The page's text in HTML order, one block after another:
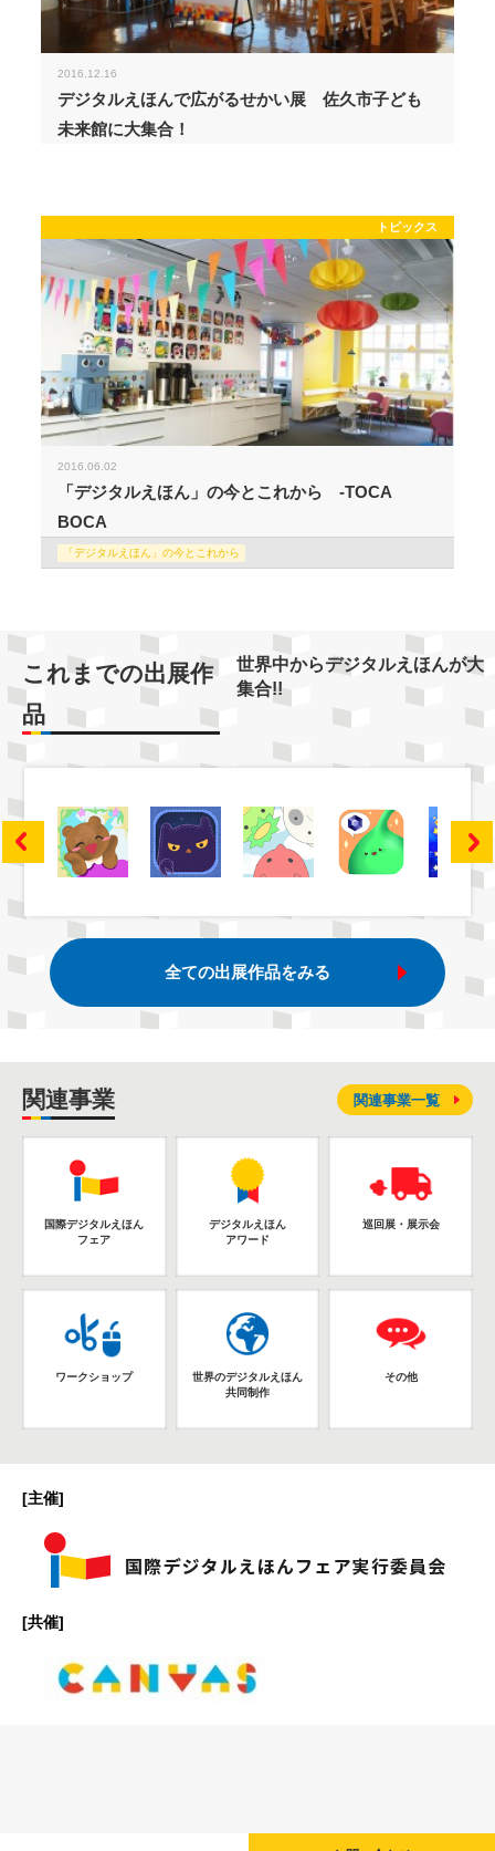
2016.12.16
デジタルえほんで広がるせかい展 佐久市子ども
未来館に大集合！
トピックス
2016.06.02
「デジタルえほん」の今とこれから -TOCA
BOCA
「デジタルえほん」の今とこれから
これまでの出展作
品
世界中からデジタルえほんが大
集合!!
全ての出展作品をみる
関連事業
国際デジタルえほん
フェア
デジタルえほん
アワード
巡回展・展示会
ワークショップ
世界のデジタルえほん
共同制作
その他
関連事業一覧
[主催]
[共催]